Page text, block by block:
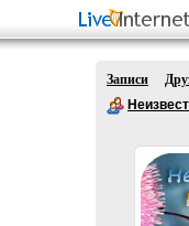
Записи